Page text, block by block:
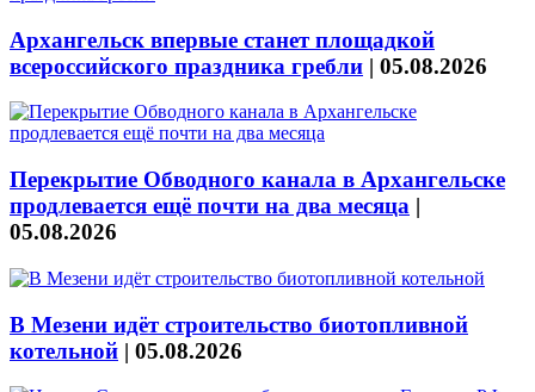
Архангельск впервые станет площадкой
всероссийского праздника гребли | 05.08.2026
Перекрытие Обводного канала в Архангельске
продлевается ещё почти на два месяца |
05.08.2026
В Мезени идёт строительство биотопливной
котельной | 05.08.2026